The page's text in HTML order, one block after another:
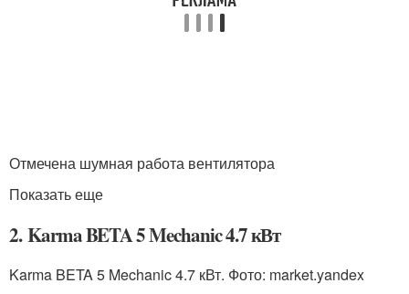
Отмечена шумная работа вентилятора
Показать еще
2. Karma BETA 5 Mechanic 4.7 кВт
Karma BETA 5 Mechanic 4.7 кВт. Фото: market.yandex